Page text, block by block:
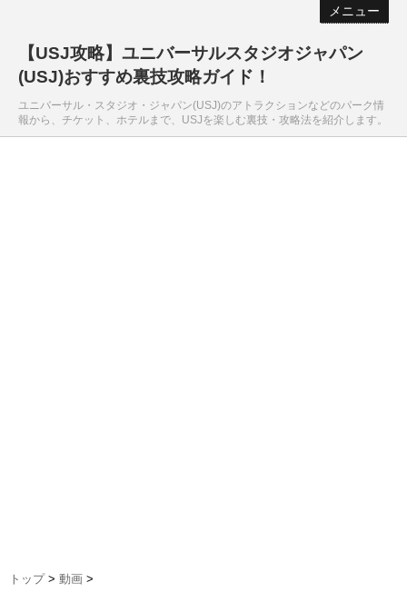
メニュー
【USJ攻略】ユニバーサルスタジオジャパン
(USJ)おすすめ裏技攻略ガイド！
ユニバーサル・スタジオ・ジャパン(USJ)のアトラクションなどのパーク情
報から、チケット、ホテルまで、USJを楽しむ裏技・攻略法を紹介します。
トップ > 動画 >